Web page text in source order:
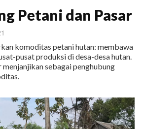
Petani dan Pasar
komoditas petani hutan: membawa
pusat produksi di desa-desa hutan.
sebagai penghubung